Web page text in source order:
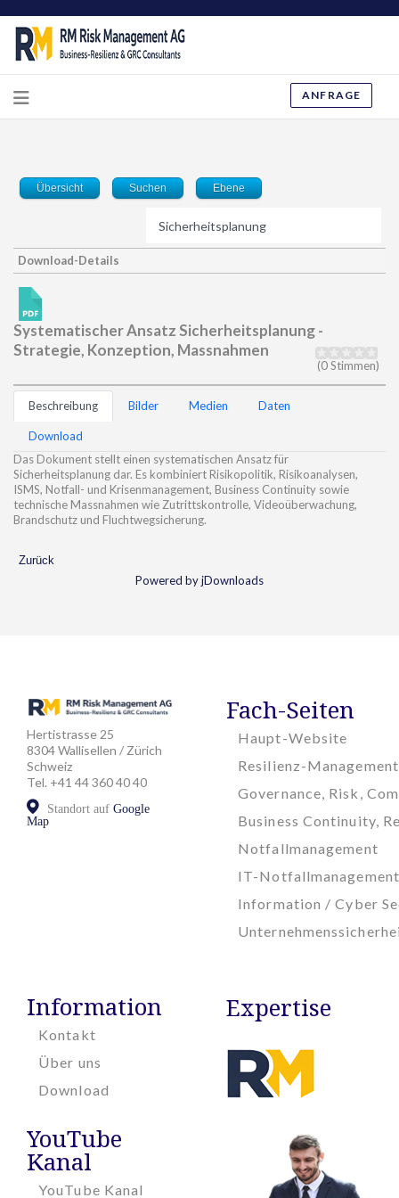
ANFRAGE
Übersicht Suchen Ebene
Download-Details
Systematischer Ansatz Sicherheitsplanung -
Strategie, Konzeption, Massnahmen
(0 Stimmen)
Beschreibung Bilder Medien Daten
Download
Das Dokument stellt einen systematischen Ansatz für
Sicherheitsplanung dar. Es kombiniert Risikopolitik, Risikoanalysen,
ISMS, Notfall- und Krisenmanagement, Business Continuity sowie
technische Massnahmen wie Zutrittskontrolle, Videoüberwachung,
Brandschutz und Fluchtwegsicherung.
Zurück
Powered by jDownloads
Hertistrasse 25
8304 Wallisellen / Zürich
Schweiz
Tel. +41 44 360 40 40
Standort auf Google
Map
Fach-Seiten
Haupt-Website
Resilienz-Management
Governance, Risk,
Business Continuity,
Notfallmanagement
IT-Notfallmanagement
Information / Cyber
Information
Kontakt
Über uns
Download
YouTube
Kanal
YouTube Kanal
Expertise